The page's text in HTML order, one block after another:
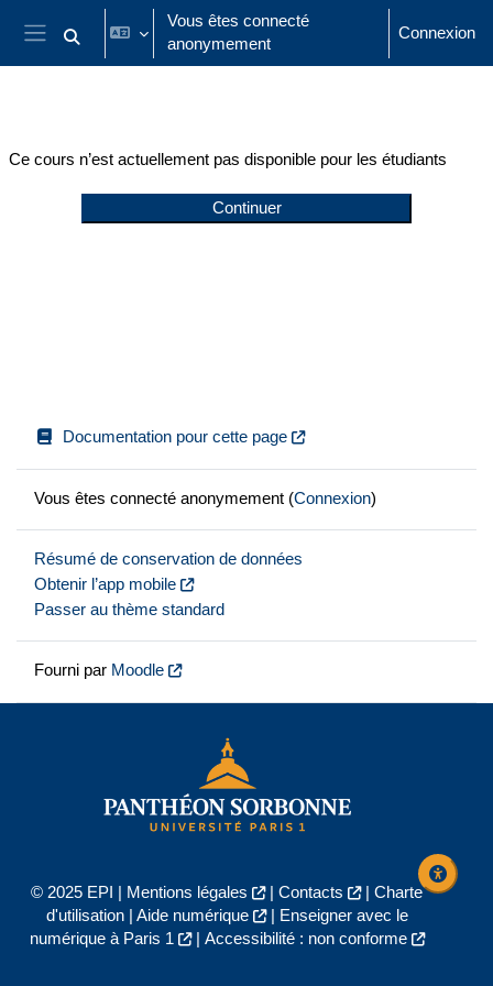
Passer au contenu principal
Panneau latéral
Activer/désactiver la saisie de recherche
Vous êtes connecté
anonymement
Connexion
Ce cours n’est actuellement pas disponible pour les étudiants
Continuer
Documentation pour cette page
Vous êtes connecté anonymement (Connexion)
Résumé de conservation de données
Obtenir l’app mobile
Passer au thème standard
Fourni par Moodle
© 2025 EPI | Mentions légales | Contacts | Charte
d'utilisation| Aide numérique |
Enseigner avec le
numérique à Paris 1
| Accessibilité : non conforme